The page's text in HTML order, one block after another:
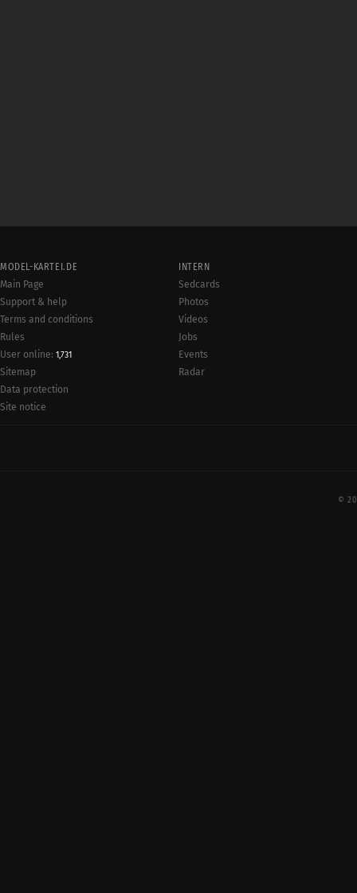
MODEL-KARTEI.DE
Main Page
Support & help
Terms and conditions
Rules
User online: 1,731
Sitemap
Data protection
Site notice
INTERN
Sedcards
Photos
Videos
Jobs
Events
Radar
©